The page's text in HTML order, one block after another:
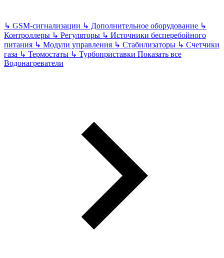
↳ GSM-сигнализации ↳ Дополнительное оборудование ↳
Контроллеры ↳ Регуляторы ↳ Источники бесперебойного
питания ↳ Модули управления ↳ Стабилизаторы ↳ Счетчики
газа ↳ Термостаты ↳ Турбоприставки Показать все
Водонагреватели